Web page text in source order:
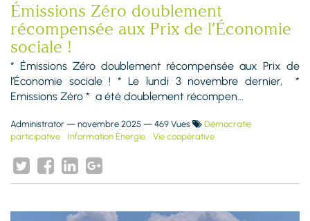
Émissions Zéro doublement
récompensée aux Prix de l’Économie
sociale !
* Émissions Zéro doublement récompensée aux Prix de
l’Économie sociale ! * Le lundi 3 novembre dernier, *
Emissions Zéro * a été doublement récompen...
Administrator — novembre 2025 — 469 Vues
Démocratie
participative
Information Énergie Vie coopérative